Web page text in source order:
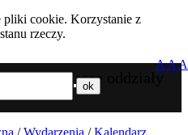
cookie. Korzystanie z
rzeczy.
Nasze oddziały
AAA
/ Wydarzenia /Kalendarz